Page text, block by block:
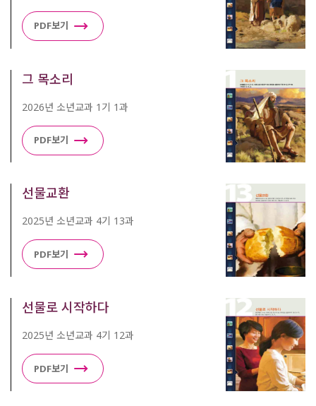
PDF보기
그 목소리
2026년 소년교과 1기 1과
PDF보기
선물교환
2025년 소년교과 4기 13과
PDF보기
선물로 시작하다
2025년 소년교과 4기 12과
PDF보기